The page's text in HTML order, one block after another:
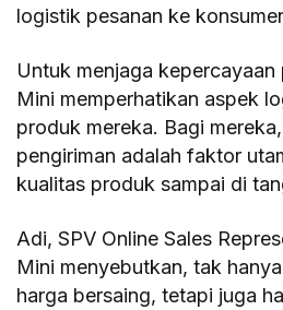
logistik pesanan ke
Untuk menjaga
Mini memperhatikan aspek
produk mereka. Bagi
pengiriman adalah faktor
kualitas produk sampai di
Adi, SPV Online Sales
Mini menyebutkan, tak
harga bersaing, tetapi juga